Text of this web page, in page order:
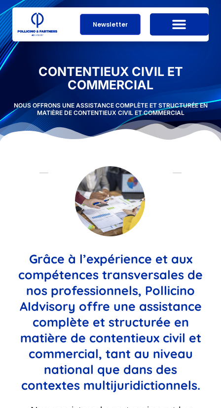
Newsletter
CONTENTIEUX CIVIL ET
COMMERCIAL
NOUS OFFRONS UNE ASSISTANCE COMPLÈTE ET STRUCTURÉE EN
MATIÈRE DE CONTENTIEUX CIVIL ET COMMERCIAL
Grâce à l’expérience et aux
compétences transversales de
nos professionnels, Pollicino
AIdvisory offre une assistance
complète et structurée en
matière de contentieux civil et
commercial, tant au niveau
national que dans des
contextes multijuridictionnels.